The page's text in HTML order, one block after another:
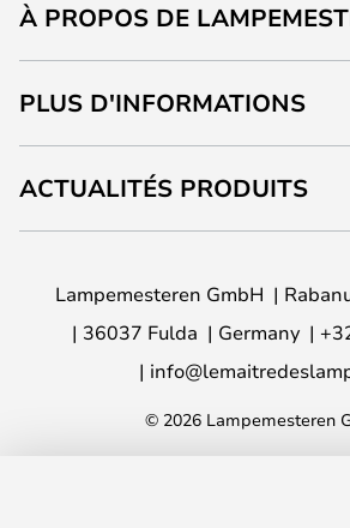
À PROPOS DE
PLUS D'INFORMATIONS
ACTUALITÉS PRODUITS
Lampemesteren GmbH
36037 Fulda
Germany
© 2026 Lampemesteren